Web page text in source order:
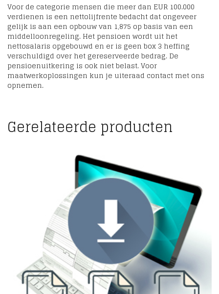
Voor de categorie mensen die meer dan EUR 100.000
verdienen is een nettolijfrente bedacht dat ongeveer
gelijk is aan een opbouw van 1,875 op basis van een
middelloonregeling. Het pensioen wordt uit het
nettosalaris opgebouwd en er is geen box 3 heffing
verschuldigd over het gereserveerde bedrag. De
pensioenuitkering is ook niet belast. Voor
maatwerkoplossingen kun je uiteraad contact met ons
opnemen.
Gerelateerde producten